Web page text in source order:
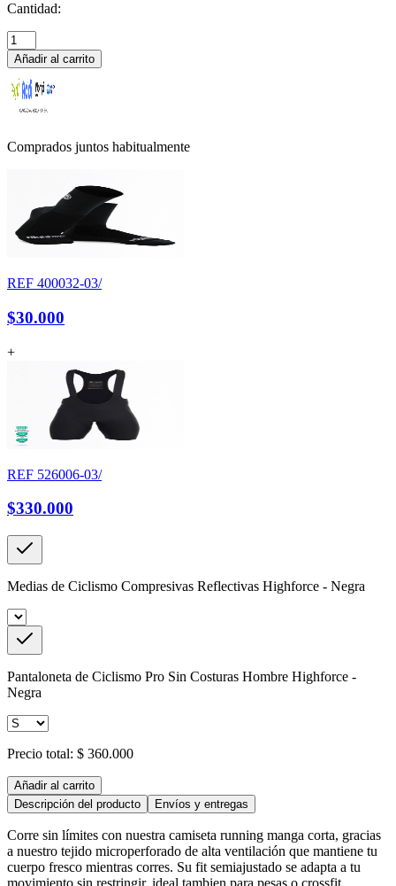
Cantidad:
Añadir al carrito
Comprados juntos habitualmente
REF 400032-03/
$30.000
+
REF 526006-03/
$330.000
Medias de Ciclismo Compresivas Reflectivas Highforce - Negra
Pantaloneta de Ciclismo Pro Sin Costuras Hombre Highforce -
Negra
Precio total: $ 360.000
Añadir al carrito
Descripción del producto
Envíos y entregas
Corre sin límites con nuestra camiseta running manga corta, gracias
a nuestro tejido microperforado de alta ventilación que mantiene tu
cuerpo fresco mientras corres. Su fit semiajustado se adapta a tu